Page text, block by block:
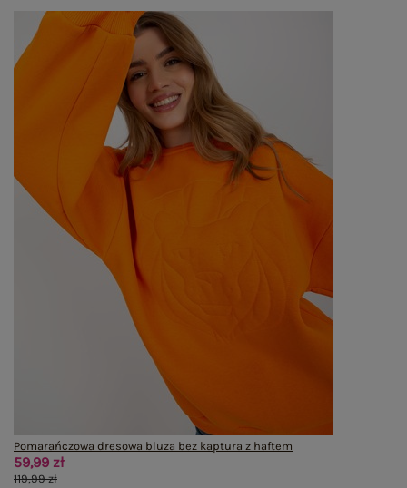
Pomarańczowa dresowa bluza bez kaptura z haftem
59,99 zł
119,99 zł